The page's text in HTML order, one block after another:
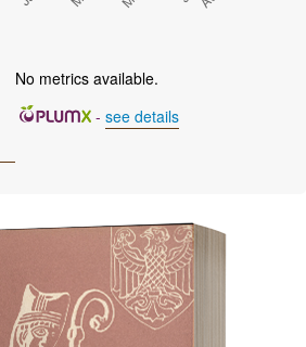
No metrics available.
- see details